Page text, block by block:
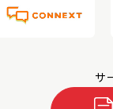
サ